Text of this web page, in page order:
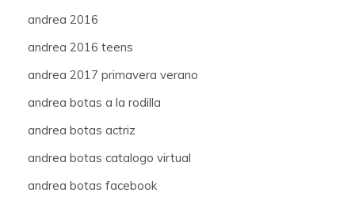
andrea 2016
andrea 2016 teens
andrea 2017 primavera verano
andrea botas a la rodilla
andrea botas actriz
andrea botas catalogo virtual
andrea botas facebook